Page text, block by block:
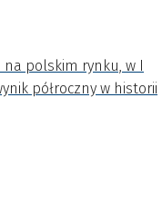
polskim rynku, w I
półroczny w historii